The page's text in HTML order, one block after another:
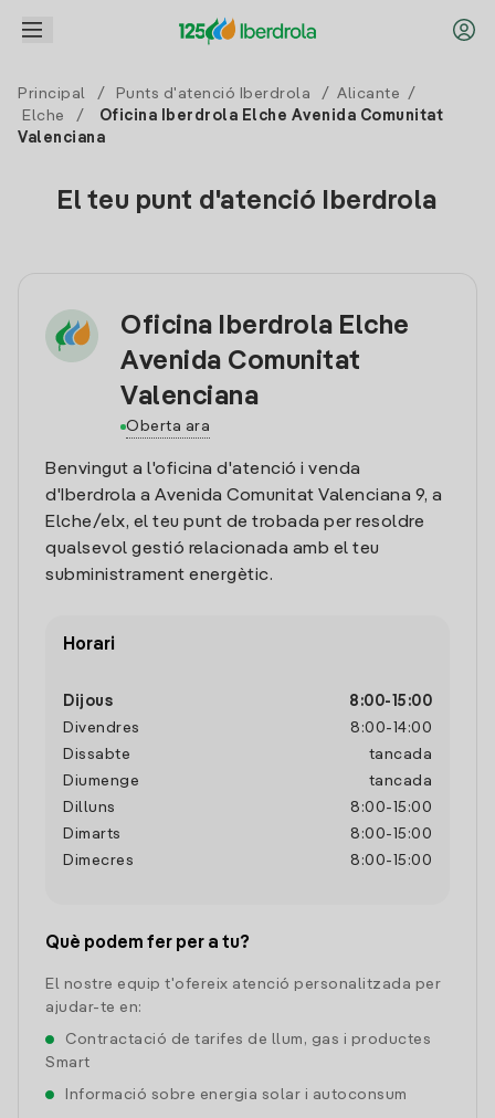
Principal / Punts d'atenció Iberdrola / Alicante
/
Elche
/
Oficina Iberdrola Elche Avenida Comunitat
Valenciana
El teu punt d'atenció Iberdrola
Oficina Iberdrola Elche
Avenida Comunitat
Valenciana
Oberta ara
Benvingut a l'oficina d'atenció i venda
d'Iberdrola a Avenida Comunitat Valenciana 9, a
Elche/elx, el teu punt de trobada per resoldre
qualsevol gestió relacionada amb el teu
subministrament energètic.
Horari
Dijous 8:00- 15:00
Divendres
8:00- 14:00
Dissabte
tancada
Diumenge
tancada
Dilluns
8:00- 15:00
Dimarts
8:00- 15:00
Dimecres
8:00- 15:00
Què podem fer per a tu?
El nostre equip t'ofereix atenció personalitzada per
ajudar-te en:
Contractació de tarifes de llum, gas i productes
Smart
Informació sobre energia solar i autoconsum